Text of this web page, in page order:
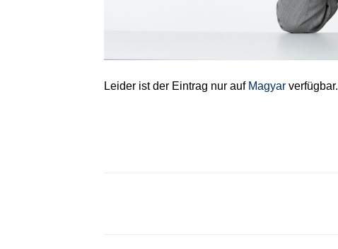
Leider ist der Eintrag nur auf Magyar verfügbar.